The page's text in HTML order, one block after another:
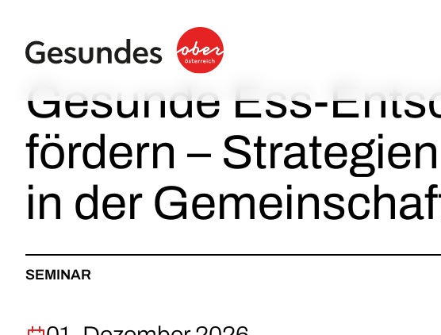
Gesunde Ess-
fördern –
in der
SEMINAR